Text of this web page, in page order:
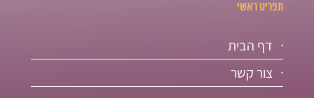
תפריט ראשי
דף הבית
צור קשר